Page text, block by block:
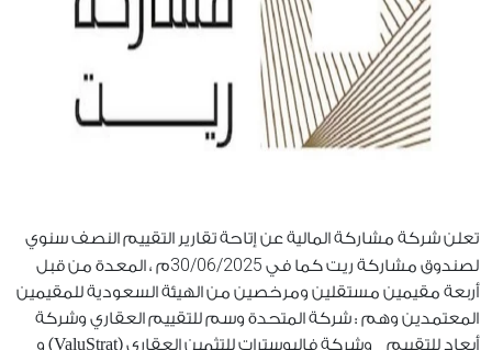
تعلن شركة مشاركة المالية عن إتاحة تقارير التقييم النصف سنوي
لصندوق مشاركة ريت كما في 30/06/2025م ، المعدة من قبل
أربعة مقيمين مستقلين ومرخصين من الهيئة السعودية للمقيمين
المعتمدين وهم : شركة المتحدة وسم للتقييم العقاري وشركة
أبعاد للتقييم وشركة فاليوسترات للتثمين العقاري (ValuStrat) و